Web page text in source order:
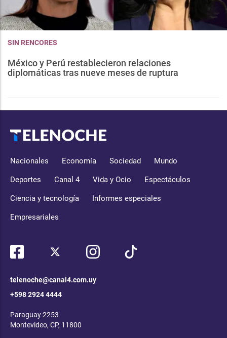
SIN RENCORES
México y Perú restablecieron relaciones
diplomáticas tras nueve meses de ruptura
Nacionales Economía Sociedad Mundo
Deportes Canal 4 Vida y Ocio Espectáculos
Ciencia y tecnología Informes especiales
Empresariales
telenoche@canal4.com.uy
+598 2924 4444
Paraguay 2253
Montevideo, CP, 11800